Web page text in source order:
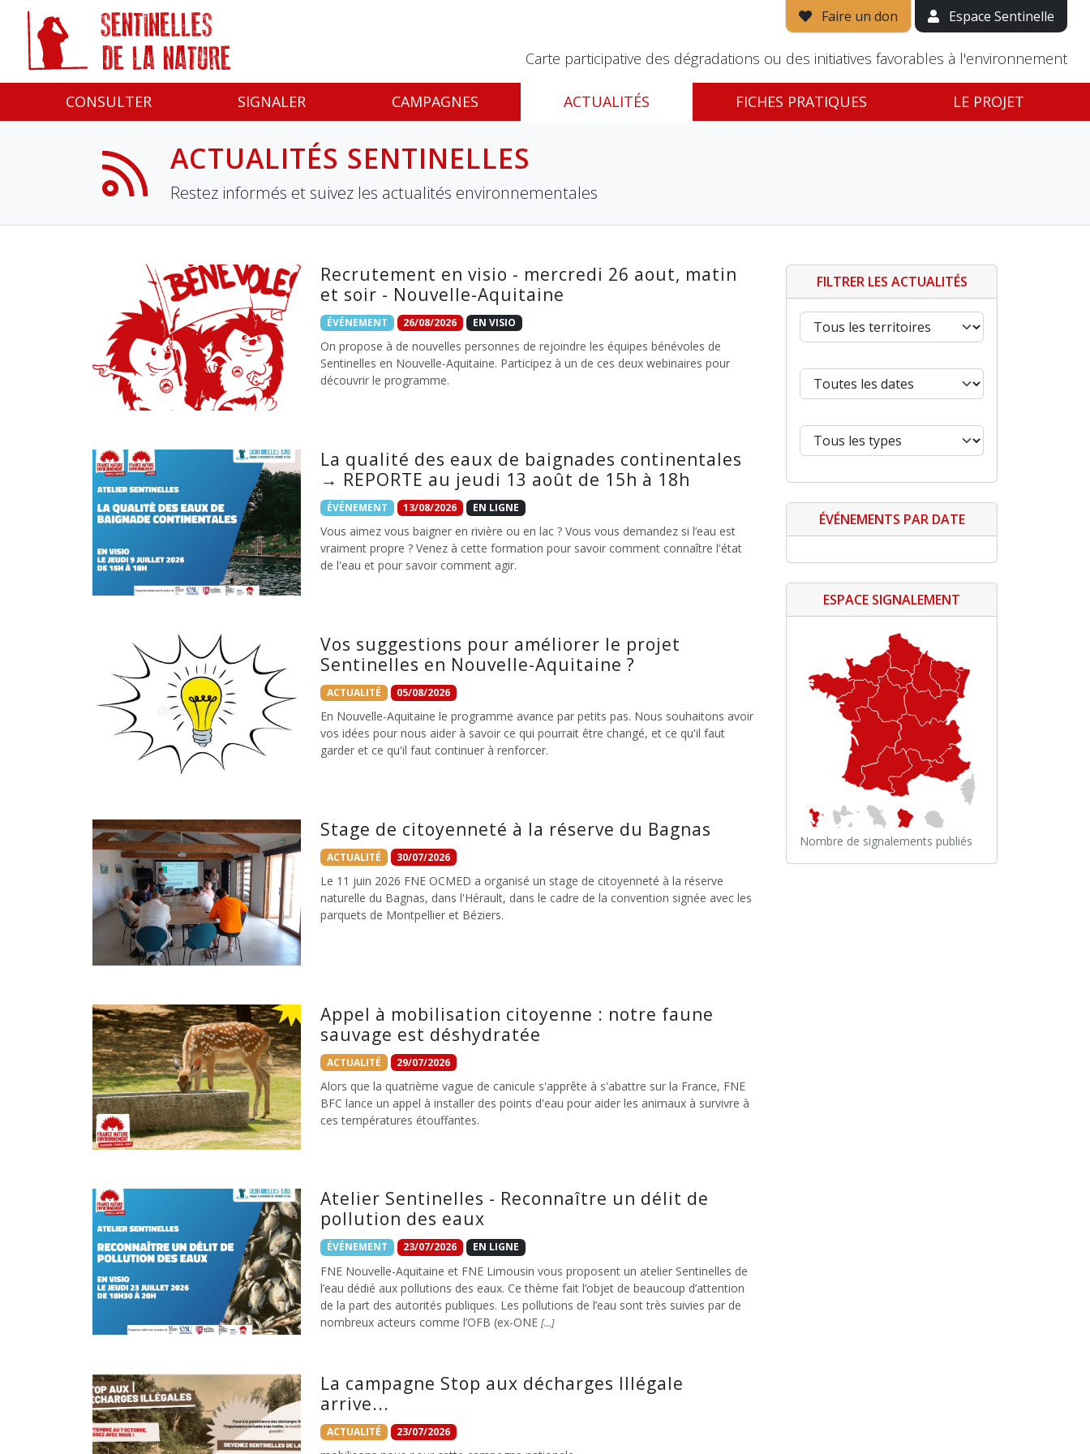
Faire un don Espace Sentinelle
Carte participative des dégradations ou des initiatives favorables à l'environnement
CONSULTER SIGNALER CAMPAGNES ACTUALITÉS FICHES PRATIQUES LE PROJET
ACTUALITÉS SENTINELLES
Restez informés et suivez les actualités environnementales
Recrutement en visio - mercredi 26 aout, matin
et soir - Nouvelle-Aquitaine
ÉVÉNEMENT 26/08/2026 EN VISIO
On propose à de nouvelles personnes de rejoindre les équipes bénévoles de
Sentinelles en Nouvelle-Aquitaine. Participez à un de ces deux webinaires pour
découvrir le programme.
La qualité des eaux de baignades continentales
→ REPORTE au jeudi 13 août de 15h à 18h
ÉVÉNEMENT 13/08/2026 EN LIGNE
Vous aimez vous baigner en rivière ou en lac ? Vous vous demandez si l’eau est
vraiment propre ? Venez à cette formation pour savoir comment connaître l'état
de l'eau et pour savoir comment agir.
Vos suggestions pour améliorer le projet
Sentinelles en Nouvelle-Aquitaine ?
ACTUALITÉ 05/08/2026
En Nouvelle-Aquitaine le programme avance par petits pas. Nous souhaitons avoir
vos idées pour nous aider à savoir ce qui pourrait être changé, et ce qu'il faut
garder et ce qu'il faut continuer à renforcer.
Stage de citoyenneté à la réserve du Bagnas
ACTUALITÉ 30/07/2026
Le 11 juin 2026 FNE OCMED a organisé un stage de citoyenneté à la réserve
naturelle du Bagnas, dans l'Hérault, dans le cadre de la convention signée avec les
parquets de Montpellier et Béziers.
Appel à mobilisation citoyenne : notre faune
sauvage est déshydratée
ACTUALITÉ 29/07/2026
Alors que la quatrième vague de canicule s'apprête à s'abattre sur la France, FNE
BFC lance un appel à installer des points d'eau pour aider les animaux à survivre à
ces températures étouffantes.
Atelier Sentinelles - Reconnaître un délit de
pollution des eaux
ÉVÉNEMENT 23/07/2026 EN LIGNE
FNE Nouvelle-Aquitaine et FNE Limousin vous proposent un atelier Sentinelles de
l’eau dédié aux pollutions des eaux. Ce thème fait l’objet de beaucoup d’attention
de la part des autorités publiques. Les pollutions de l’eau sont très suivies par de
nombreux acteurs comme l’OFB (ex-ONE […]
La campagne Stop aux décharges Illégale
arrive...
ACTUALITÉ 23/07/2026
FILTRER LES ACTUALITÉS
ÉVÉNEMENTS PAR DATE
ESPACE SIGNALEMENT
Nombre de signalements publiés
Panneau de gestion des cookies